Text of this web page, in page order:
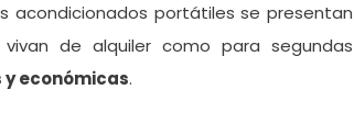
acondicionados portátiles se presentan
de alquiler como para segundas
económicas.